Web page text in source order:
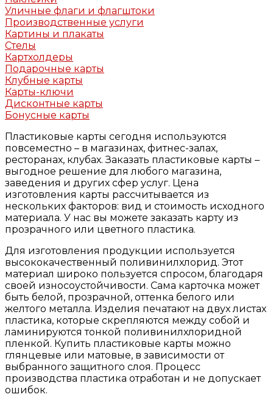
Уличные флаги и флагштоки
Производственные услуги
Картины и плакаты
Стелы
Картхолдеры
Подарочные карты
Клубные карты
Карты-ключи
Дисконтные карты
Бонусные карты
Пластиковые карты сегодня используются
повсеместно – в магазинах, фитнес-залах,
ресторанах, клубах. Заказать пластиковые карты –
выгодное решение для любого магазина,
заведения и других сфер услуг. Цена
изготовления карты рассчитывается из
нескольких факторов: вид и стоимость исходного
материала. У нас вы можете заказать карту из
прозрачного или цветного пластика.
Для изготовления продукции используется
высококачественный поливинилхлорид. Этот
материал широко пользуется спросом, благодаря
своей износоустойчивости. Сама карточка может
быть белой, прозрачной, оттенка белого или
желтого металла. Изделия печатают на двух листах
пластика, которые скрепляются между собой и
ламинируются тонкой поливинилхлоридной
пленкой. Купить пластиковые карты можно
глянцевые или матовые, в зависимости от
выбранного защитного слоя. Процесс
производства пластика отработан и не допускает
ошибок.